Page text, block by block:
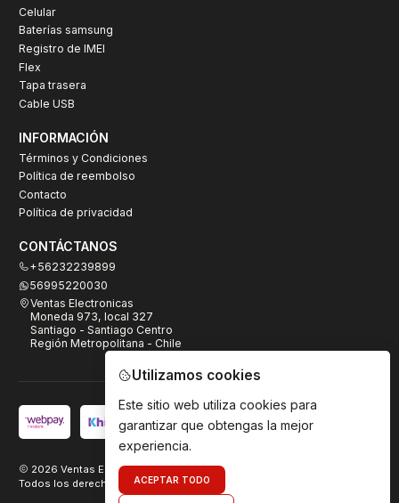
Celular
Baterías samsung
Registro de IMEI
Flex
Tapa trasera
Cable USB
INFORMACIÓN
Términos y Condiciones
Política de reembolso
Contacto
Política de privacidad
CONTÁCTANOS
+56232239899
56995220030
Ventas Electronicas
Moneda 973, local 327
Santiago - Santiago Centro
Región Metropolitana - Chile
2026 Ventas Electrónicas.
Todos los derechos reservados. Desarrollado por
Utilizamos cookies
Este sitio web utiliza cookies para
garantizar que obtengas la mejor
experiencia.
ACEPTAR TODO